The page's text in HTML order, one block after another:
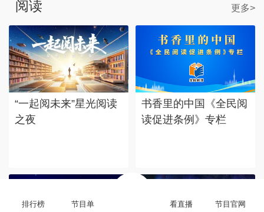
阅读 更多>
“一起阅未来”星光阅读
之夜
书香里的中国《全民阅
读促进条例》专栏
排行榜 节目单 看直播 节目官网